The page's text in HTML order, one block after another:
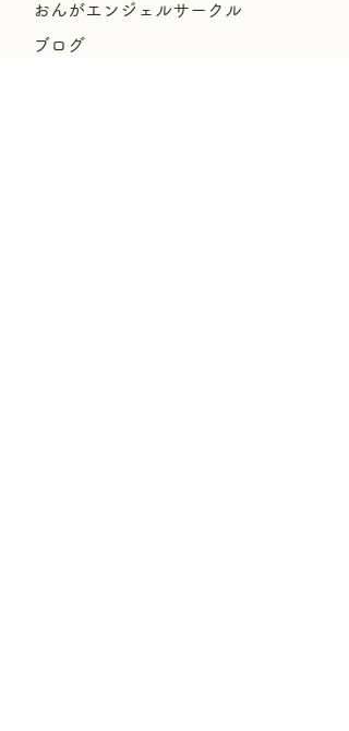
​おんがエンジェルサークル
ブログ